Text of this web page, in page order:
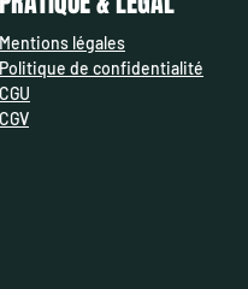
Mentions légales
Politique de confidentialité
CGU
CGV